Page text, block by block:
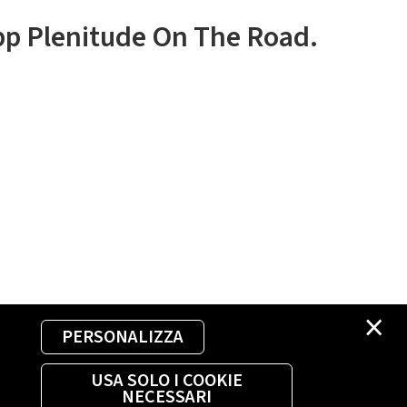
×
PERSONALIZZA
USA SOLO I COOKIE
NECESSARI
Plenitude On The Road.